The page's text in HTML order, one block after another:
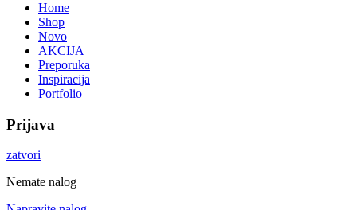
Home
Shop
Novo
AKCIJA
Preporuka
Inspiracija
Portfolio
Prijava
zatvori
Nemate nalog